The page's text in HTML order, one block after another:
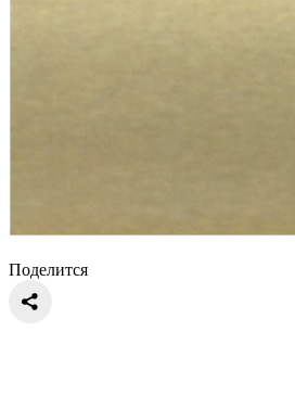
Поделится